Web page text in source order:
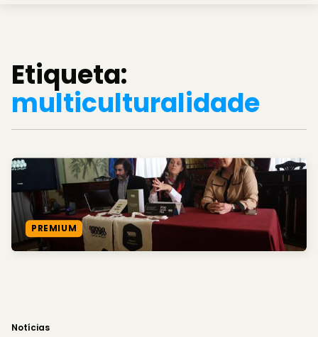
Etiqueta:
multiculturalidade
PREMIUM
Notícias